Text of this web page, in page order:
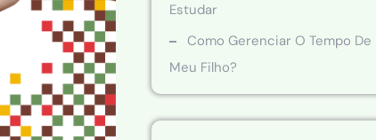
Estudar
Como Gerenciar O Tempo De
Meu Filho?